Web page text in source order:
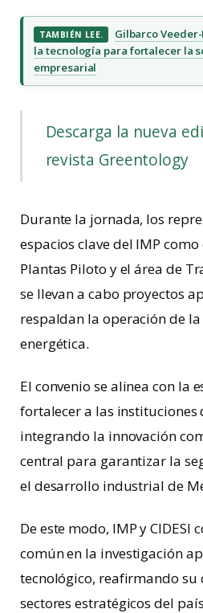
TAMBIÉN LEE.
Gilbarco
la tecnología para fortalecer la
empresarial
Descarga la nueva
revista Greentology
Durante la jornada, los
espacios clave del IMP
Plantas Piloto y el área de
se llevan a cabo proyectos
respaldan la operación de
energética.
El convenio se alinea con la
fortalecer a las instituciones
integrando la innovación
central para garantizar la
el desarrollo industrial de
De este modo, IMP y
común en la investigación
tecnológico, reafirmando su
sectores estratégicos del